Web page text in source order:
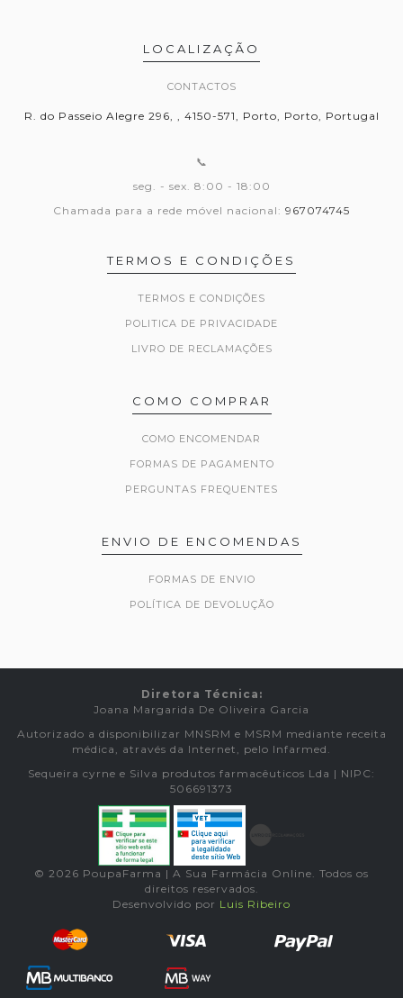
LOCALIZAÇÃO
CONTACTOS
R. do Passeio Alegre 296, , 4150-571, Porto, Porto, Portugal
📞
seg. - sex. 8:00 - 18:00
Chamada para a rede móvel nacional: 967074745
TERMOS E CONDIÇÕES
TERMOS E CONDIÇÕES
POLITICA DE PRIVACIDADE
LIVRO DE RECLAMAÇÕES
COMO COMPRAR
COMO ENCOMENDAR
FORMAS DE PAGAMENTO
PERGUNTAS FREQUENTES
ENVIO DE ENCOMENDAS
FORMAS DE ENVIO
POLÍTICA DE DEVOLUÇÃO
Diretora Técnica:
Joana Margarida De Oliveira Garcia
Autorizado a disponibilizar MNSRM e MSRM mediante receita
médica, através da Internet, pelo Infarmed.
Sequeira cyrne e Silva produtos farmacêuticos Lda | NIPC:
506691373
© 2026 PoupaFarma | A Sua Farmácia Online. Todos os
direitos reservados.
Desenvolvido por Luis Ribeiro